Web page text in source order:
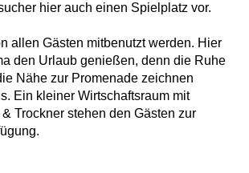
hier auch einen Spielplatz vor.
allen Gästen mitbenutzt werden. Hier
den Urlaub genießen, denn die Ruhe
Nähe zur Promenade zeichnen
Ein kleiner Wirtschaftsraum mit
Trockner stehen den Gästen zur